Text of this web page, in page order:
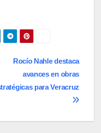
Rocío Nahle destaca
avances en obras
para Veracruz